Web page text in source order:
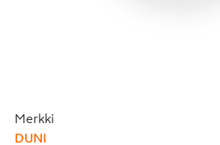
Merkki
DUNI